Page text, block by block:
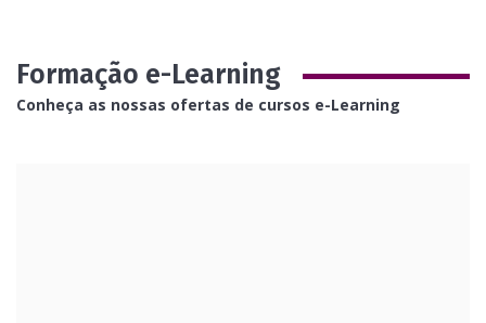
Formação e-Learning
Conheça as nossas ofertas de cursos e-Learning